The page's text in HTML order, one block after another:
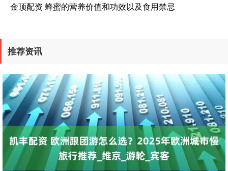
金顶配资 蜂蜜的营养价值和功效以及食用禁忌
推荐资讯